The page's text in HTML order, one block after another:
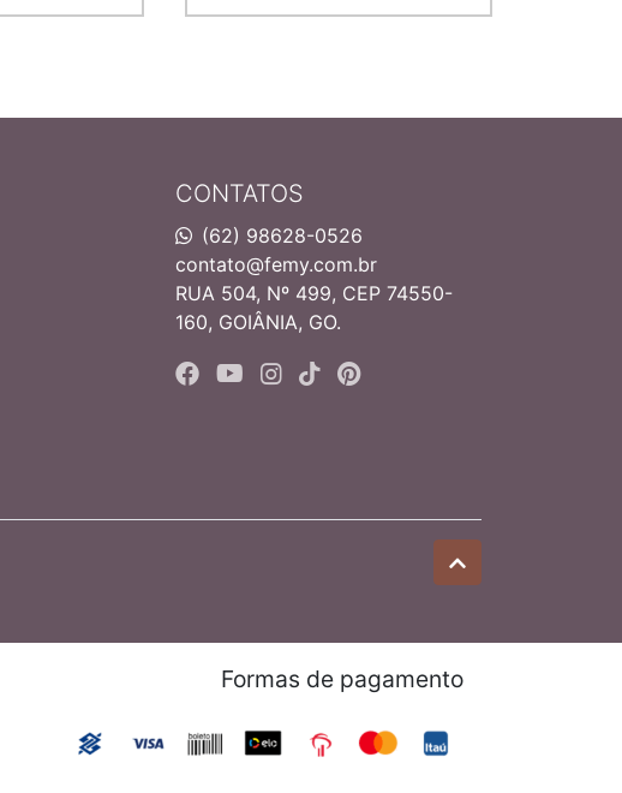
CONTATOS
(62) 98628-0526
contato@femy.com.br
RUA 504, Nº 499, CEP 74550-
160, GOIÂNIA, GO.
Formas de pagamento